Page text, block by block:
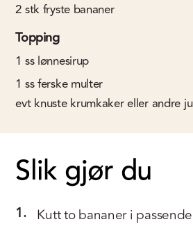
2stkfryste bananer
Topping
1 ss lønnesirup
1 ssferske multer
evt knuste krumkaker eller andre
Slik gjør du
1. Kutt to bananer i